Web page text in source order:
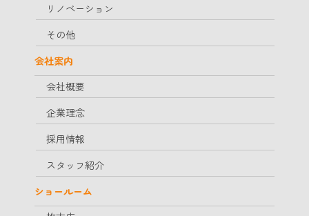
リノベーション
その他
会社案内
会社概要
企業理念
採用情報
スタッフ紹介
ショールーム